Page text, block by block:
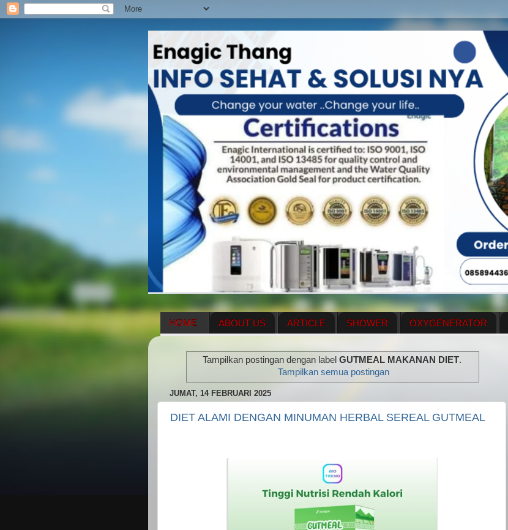
HOME ABOUT US ARTICLE SHOWER OXYGENERATOR
ENAGIC COMPENSATION PLAN MENUS
Tampilkan postingan dengan label GUTMEAL MAKANAN DIET.
Tampilkan semua postingan
JUMAT, 14 FEBRUARI 2025
DIET ALAMI DENGAN MINUMAN HERBAL SEREAL GUTMEAL